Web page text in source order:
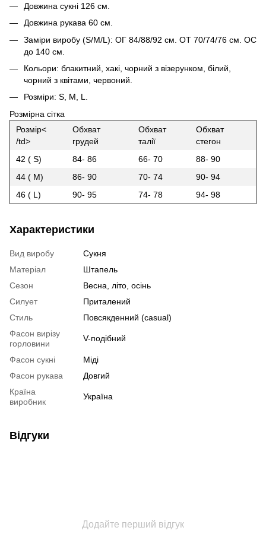
Довжина сукні 126 см.
Довжина рукава 60 см.
Заміри виробу (S/M/L): ОГ 84/88/92 см. ОТ 70/74/76 см. ОС
до 140 см.
Кольори: блакитний, хакі, чорний з візерунком, білий,
чорний з квітами, червоний.
Розміри: S, M, L.
Розмірна сітка
Розмір<
/td>
Обхват
грудей
Обхват
талії
Обхват
стегон
42 ( S)
84- 86 66- 70
88- 90
44 ( M)
86- 90 70- 74
90- 94
46 ( L)
90- 95 74- 78 94- 98
Характеристики
Вид виробу
Сукня
Матеріал
Штапель
Сезон
Весна, літо, осінь
Силует
Приталений
Стиль
Повсякденний (casual)
Фасон вирізу
горловини
V-подібний
Фасон сукні
Міді
Фасон рукава
Довгий
Країна
виробник
Україна
Відгуки
Додайте перший відгук